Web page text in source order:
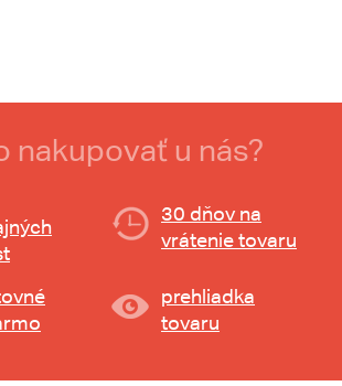
nakupovať u nás?
30 dňov na
vrátenie tovaru
prehliadka
tovaru